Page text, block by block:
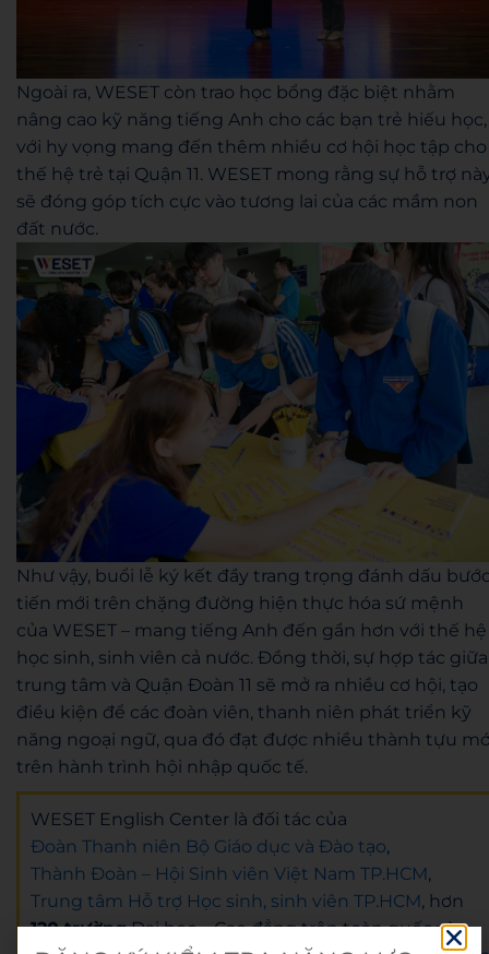
Ngoài ra, WESET còn trao học bổng đặc biệt nhằm
nâng cao kỹ năng tiếng Anh cho các bạn trẻ hiếu học,
với hy vọng mang đến thêm nhiều cơ hội học tập cho
thế hệ trẻ tại Quận 11. WESET mong rằng sự hỗ trợ
sẽ đóng góp tích cực vào tương lai của các mầm non
đất nước.
Như vậy, buổi lễ ký kết đầy trang trọng đánh dấu
tiến mới trên chặng đường hiện thực hóa sứ mệnh
của WESET – mang tiếng Anh đến gần hơn với thế hệ
học sinh, sinh viên cả nước. Đồng thời, sự hợp tác giữa
trung tâm và Quận Đoàn 11 sẽ mở ra nhiều cơ hội, tạo
điều kiện để các đoàn viên, thanh niên phát triển kỹ
năng ngoại ngữ, qua đó đạt được nhiều thành tựu
trên hành trình hội nhập quốc tế.
WESET English Center là đối tác của
Đoàn Thanh niên Bộ Giáo dục và Đào tạo,
Thành Đoàn – Hội Sinh viên Việt Nam TP.HCM,
Trung tâm Hỗ trợ Học sinh, sinh viên TP.HCM, hơn
120 trườngĐại học – Cao đẳng trên toàn quốc và